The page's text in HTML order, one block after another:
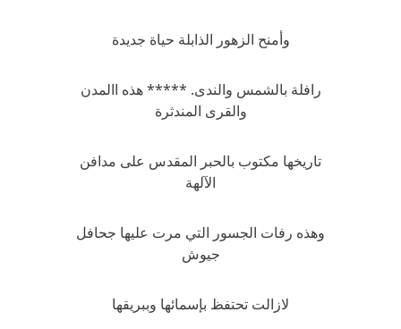
وأمنح الزهور الذابلة حياة جديدة
رافلة بالشمس والندى. ***** هذه االمدن
والقرى المندثرة
تاريخها مكتوب بالحبر المقدس على مدافن
الآلهة
وهذه رفات الجسور التي مرت عليها جحافل
جيوش
لازالت تحتفظ بإسمائها وببريقها